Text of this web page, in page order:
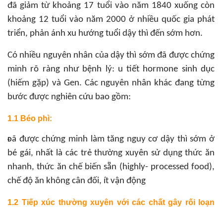
đã giảm từ khoảng 17 tuổi vào năm 1840 xuống còn
khoảng 12 tuổi vào năm 2000 ở nhiều quốc gia phát
triển, phản ánh xu hướng tuổi dậy thì đến sớm hơn.
Có nhiều nguyên nhân của dậy thì sớm đã được chứng
minh rõ ràng như bệnh lý: u tiết hormone sinh dục
(hiếm gặp) và Gen. Các nguyên nhân khác đang từng
bước được nghiên cứu bao gồm:
1.1 Béo phì:
Đã được chứng minh làm tăng nguy cơ dậy thì sớm ở
bé gái, nhất là các trẻ thường xuyên sử dụng thức ăn
nhanh, thức ăn chế biến sẵn (highly- processed food),
chế độ ăn không cân đối, ít vận động
1.2 Tiếp xúc thường xuyên với các chất gây rối loạn